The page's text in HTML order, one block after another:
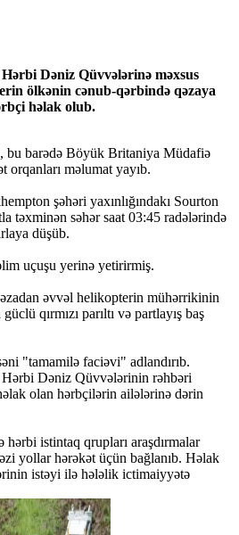
Dəniz Qüvvələrinə məxsus
ölkənin cənub-qərbində qəzaya
həlak olub.
bu barədə Böyük Britaniya Müdafiə
məlumat yayıb.
şəhəri yaxınlığındakı Sourton
təxminən səhər saat 03:45 radələrində
düşüb.
uçuşu yerinə yetirirmiş.
əvvəl helikopterin mühərrikinin
qırmızı parıltı və partlayış baş
"tamamilə faciəvi" adlandırıb.
Dəniz Qüvvələrinin rəhbəri
olan hərbçilərin ailələrinə dərin
istintaq qrupları araşdırmalar
yollar hərəkət üçün bağlanıb. Həlak
istəyi ilə hələlik ictimaiyyətə